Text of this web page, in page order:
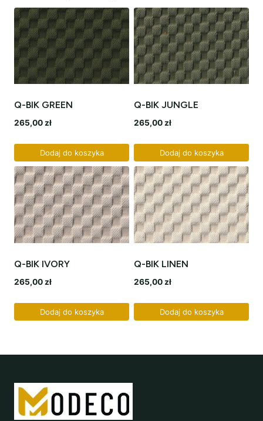
Q-BIK GREEN
265,00 zł
Dodaj do koszyka
Q-BIK JUNGLE
265,00 zł
Dodaj do koszyka
Q-BIK IVORY
265,00 zł
Dodaj do koszyka
Q-BIK LINEN
265,00 zł
Dodaj do koszyka